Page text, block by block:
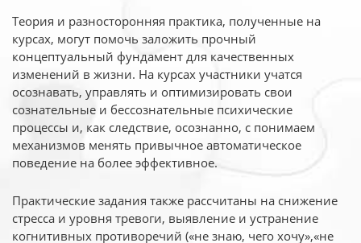
Теория и разносторонняя практика, полученные на
курсах, могут помочь заложить прочный
концептуальный фундамент для качественных
изменений в жизни. На курсах участники учатся
осознавать, управлять и оптимизировать свои
сознательные и бессознательные психические
процессы и, как следствие, осознанно, с понимаем
механизмов менять привычное автоматическое
поведение на более эффективное.
Практические задания также рассчитаны на снижение
стресса и уровня тревоги, выявление и устранение
когнитивных противоречий («не знаю, чего хочу»,«не